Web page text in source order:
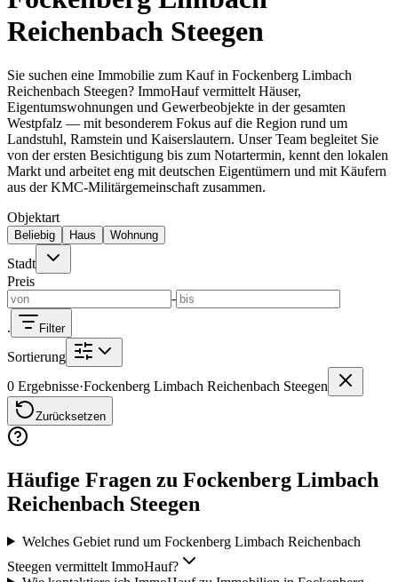
KaiserslauternHäuser KLWohnungen KLLandstuhl
LandstuhlRamstein Häuser Ramstein
Kaiserslautern Landstuhl Ramstein
Reichenbach Steegen
Sie suchen eine Immobilie zum Kauf in Fockenberg Limbach
Reichenbach Steegen? ImmoHauf vermittelt Häuser,
Eigentumswohnungen und Gewerbeobjekte in der gesamten
Westpfalz — mit besonderem Fokus auf die Region rund um
Landstuhl, Ramstein und Kaiserslautern. Unser Team begleitet Sie
von der ersten Besichtigung bis zum Notartermin, kennt den lokalen
Markt und arbeitet eng mit deutschen Eigentümern und mit Käufern
aus der KMC-Militärgemeinschaft zusammen.
Objektart
Beliebig Haus Wohnung
Stadt
Preis
-
.
Filter
Sortierung
0 Ergebnisse·Fockenberg Limbach Reichenbach Steegen
Zurücksetzen
Häufige Fragen zu Fockenberg Limbach
Reichenbach Steegen
Welches Gebiet rund um Fockenberg Limbach Reichenbach
Steegen vermittelt ImmoHauf?